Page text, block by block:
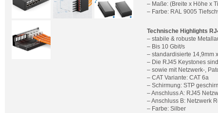
– Maße: (Breite x Höhe x
– Farbe: RAL 9005
Technische Highlights
– stabile & robuste
– Bis 10 Gbit/s
– standardisierte 14,9mm
– Die RJ45 Keystones
– sowie mit Netzwerk-,
– CAT Variante: CAT 6a
– Schirmung: STP
– Anschluss A: RJ45
– Anschluss B: Netzwerk
– Farbe: Silber